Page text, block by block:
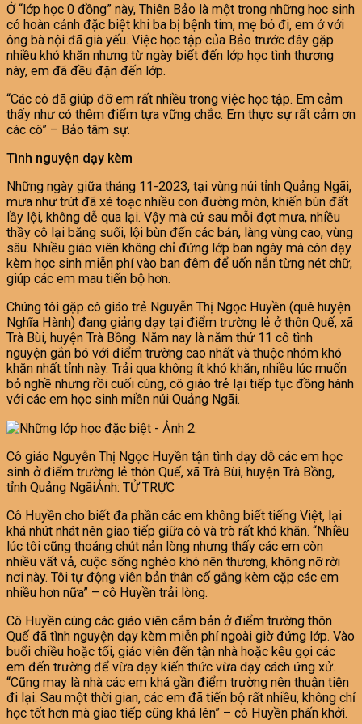
Ở “lớp học 0 đồng” này, Thiên Bảo là một trong những học sinh
có hoàn cảnh đặc biệt khi ba bị bệnh tim, mẹ bỏ đi, em ở với
ông bà nội đã già yếu. Việc học tập của Bảo trước đây gặp
nhiều khó khăn nhưng từ ngày biết đến lớp học tình thương
này, em đã đều đặn đến lớp.
“Các cô đã giúp đỡ em rất nhiều trong việc học tập. Em cảm
thấy như có thêm điểm tựa vững chắc. Em thực sự rất cảm ơn
các cô” – Bảo tâm sự.
Tình nguyện dạy kèm
Những ngày giữa tháng 11-2023, tại vùng núi tỉnh Quảng Ngãi,
mưa như trút đã xé toạc nhiều con đường mòn, khiến bùn đất
lầy lội, không dễ qua lại. Vậy mà cứ sau mỗi đợt mưa, nhiều
thầy cô lại băng suối, lội bùn đến các bản, làng vùng cao, vùng
sâu. Nhiều giáo viên không chỉ đứng lớp ban ngày mà còn dạy
kèm học sinh miễn phí vào ban đêm để uốn nắn từng nét chữ,
giúp các em mau tiến bộ hơn.
Chúng tôi gặp cô giáo trẻ Nguyễn Thị Ngọc Huyền (quê huyện
Nghĩa Hành) đang giảng dạy tại điểm trường lẻ ở thôn Quế, xã
Trà Bùi, huyện Trà Bồng. Năm nay là năm thứ 11 cô tình
nguyện gắn bó với điểm trường cao nhất và thuộc nhóm khó
khăn nhất tỉnh này. Trải qua không ít khó khăn, nhiều lúc muốn
bỏ nghề nhưng rồi cuối cùng, cô giáo trẻ lại tiếp tục đồng hành
với các em học sinh miền núi Quảng Ngãi.
Cô giáo Nguyễn Thị Ngọc Huyền tận tình dạy dỗ các em học
sinh ở điểm trường lẻ thôn Quế, xã Trà Bùi, huyện Trà Bồng,
tỉnh Quảng NgãiẢnh: TỬ TRỰC
Cô Huyền cho biết đa phần các em không biết tiếng Việt, lại
khá nhút nhát nên giao tiếp giữa cô và trò rất khó khăn. “Nhiều
lúc tôi cũng thoáng chút nản lòng nhưng thấy các em còn
nhiều vất vả, cuộc sống nghèo khó nên thương, không nỡ rời
nơi này. Tôi tự động viên bản thân cố gắng kèm cặp các em
nhiều hơn nữa” – cô Huyền trải lòng.
Cô Huyền cùng các giáo viên cắm bản ở điểm trường thôn
Quế đã tình nguyện dạy kèm miễn phí ngoài giờ đứng lớp. Vào
buổi chiều hoặc tối, giáo viên đến tận nhà hoặc kêu gọi các
em đến trường để vừa dạy kiến thức vừa dạy cách ứng xử.
“Cũng may là nhà các em khá gần điểm trường nên thuận tiện
đi lại. Sau một thời gian, các em đã tiến bộ rất nhiều, không chỉ
học tốt hơn mà giao tiếp cũng khá lên” – cô Huyền phấn khởi.